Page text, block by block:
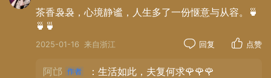
茶香袅袅，心境静谧，人生多了一份惬意与从容。🍵
🍵🍵
2025-01-16 来自浙江 回复 点赞
阿邙 ：生活如此，夫复何求🌹🌹🌹